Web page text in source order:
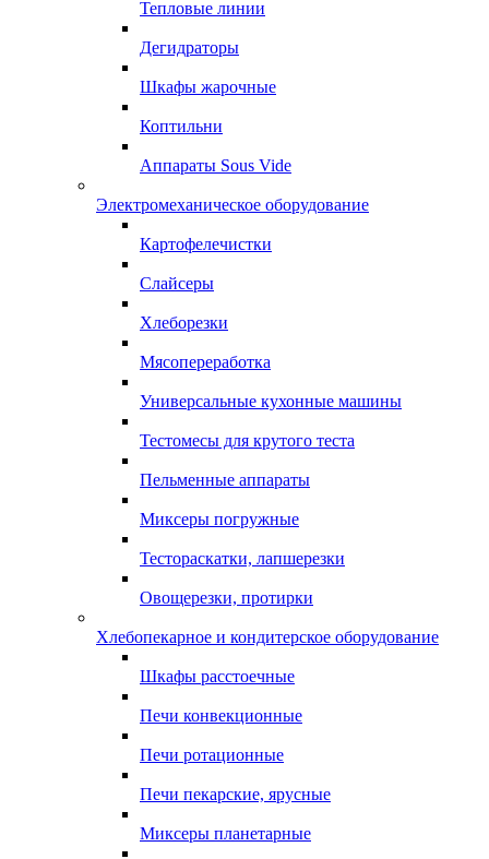
Тепловые линии
Дегидраторы
Шкафы жарочные
Коптильни
Аппараты Sous Vide
Электромеханическое оборудование
Картофелечистки
Слайсеры
Хлеборезки
Мясопереработка
Универсальные кухонные машины
Тестомесы для крутого теста
Пельменные аппараты
Миксеры погружные
Тестораскатки, лапшерезки
Овощерезки, протирки
Хлебопекарное и кондитерское оборудование
Шкафы расстоечные
Печи конвекционные
Печи ротационные
Печи пекарские, ярусные
Миксеры планетарные